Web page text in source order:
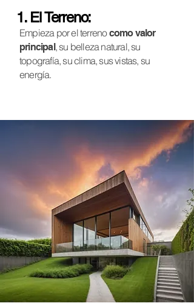
1. El Terreno:
Empieza por el terrenocomo valor
principal, su belleza natural, su
topografía, su clima, sus vistas, su
energía.